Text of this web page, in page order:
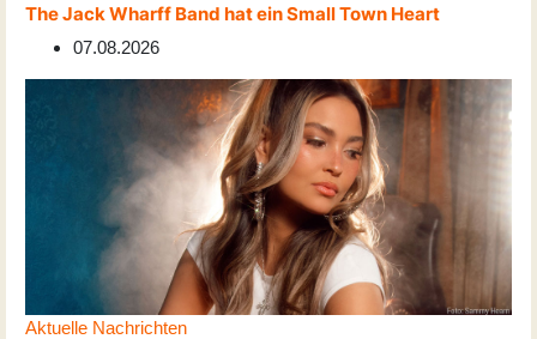
The Jack Wharff Band hat ein Small Town Heart
07.08.2026
Aktuelle Nachrichten